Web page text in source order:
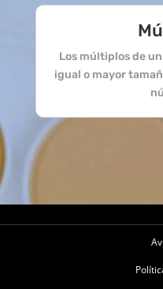
Los múltiplos de
igual o mayor